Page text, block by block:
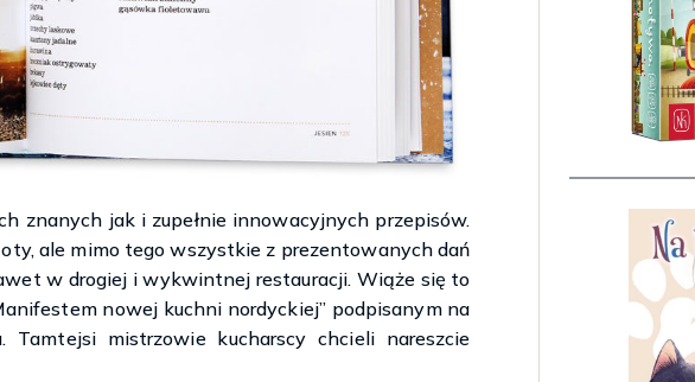
znanych jak i zupełnie innowacyjnych przepisów.
ale mimo tego wszystkie z prezentowanych dań
w drogiej i wykwintnej restauracji. Wiąże się to
nowej kuchni nordyckiej” podpisanym na
mistrzowie kucharscy chcieli nareszcie